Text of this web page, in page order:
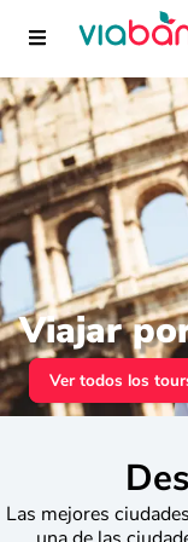
Viajar
Ver todos los
Las mejores